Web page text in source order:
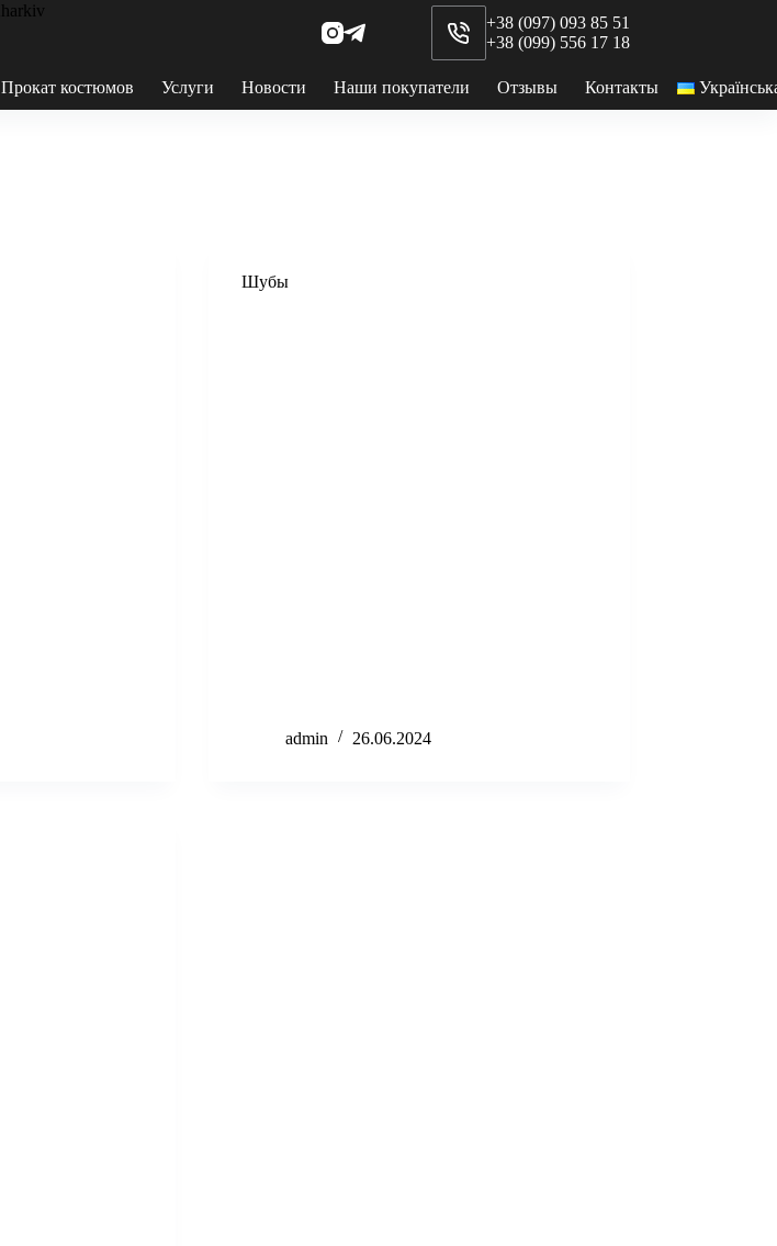
+38 (097) 093 85 51
+38 (099) 556 17 18
Прокат костюмов Услуги Новости Наши покупатели Отзывы Контакты
Шубы
admin 26.06.2024